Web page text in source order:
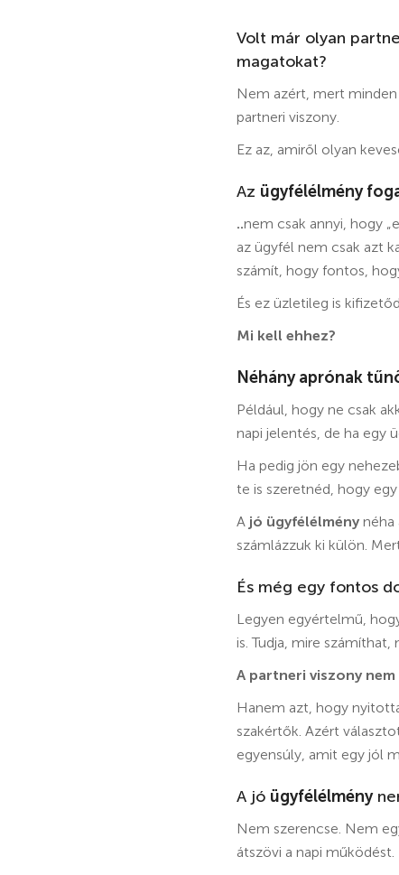
Volt már olyan
magatokat?
Nem azért, mert
partneri viszony.
Ez az, amiről olyan
Az ügyfélélmény
..nem csak annyi, hogy
az ügyfél nem csak azt
számít, hogy fontos,
És ez üzletileg is
Mi kell ehhez?
Néhány aprónak
Például, hogy ne csak
napi jelentés, de ha egy
Ha pedig jön egy
te is szeretnéd, hogy
A jó ügyfélélmény néha
számlázzuk ki külön.
És még egy fontos
Legyen egyértelmű,
is. Tudja, mire
A partneri viszony
Hanem azt, hogy
szakértők. Azért
egyensúly, amit egy jól
A jó ügyfélélmény
Nem szerencse. Nem
átszövi a napi működést.